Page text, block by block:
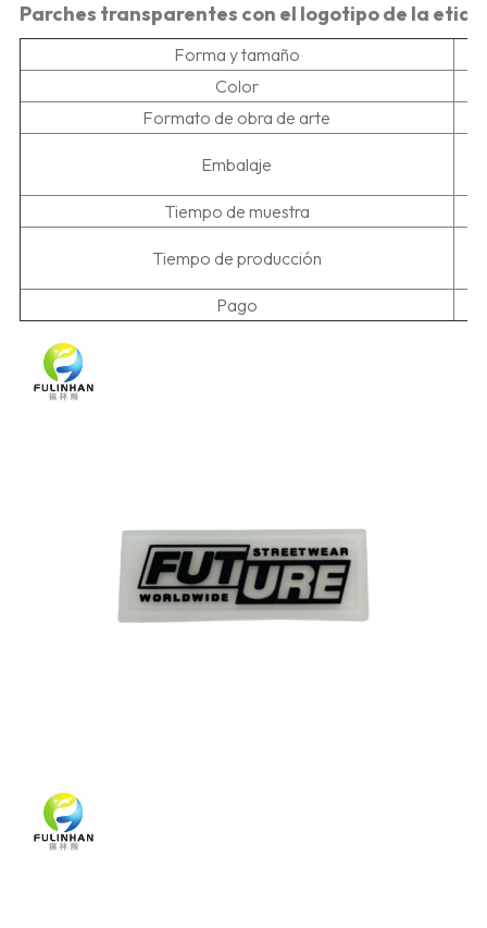
Parches transparentes con el logotipo de la
Forma y tamaño
Color
Formato de obra de arte
Embalaje
Tiempo de muestra
Tiempo de producción
Pago